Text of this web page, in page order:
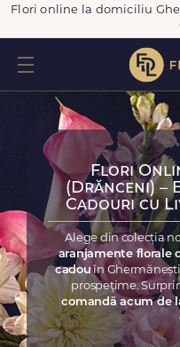
Flori online la domiciliu
Flori
(Drănceni) –
Cadouri cu
Alege din colecția
aranjamente florale
cadouîn
prospețime.
comandă acum de